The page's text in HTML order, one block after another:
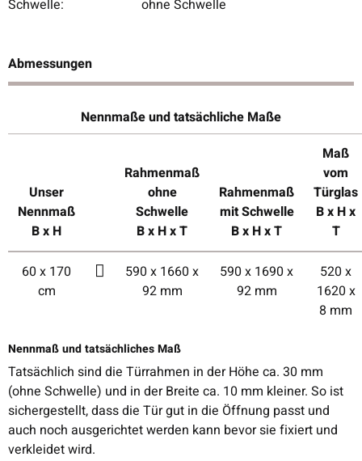
Schwelle: ohne Schwelle
Abmessungen
Nennmaße und tatsächliche Maße
Unser
Nennmaß
B x H
Rahmenmaß
ohne
Schwelle
B x H x T
Rahmenmaß
mit Schwelle
B x H x T
Maß
vom
Türglas
B x H x
T
60 x 170
cm
590 x 1660 x
92 mm
590 x 1690 x
92 mm
520 x
1620 x
8 mm
Nennmaß und tatsächliches Maß
Tatsächlich sind die Türrahmen in der Höhe ca. 30 mm
(ohne Schwelle) und in der Breite ca. 10 mm kleiner. So ist
sichergestellt, dass die Tür gut in die Öffnung passt und
auch noch ausgerichtet werden kann bevor sie fixiert und
verkleidet wird.